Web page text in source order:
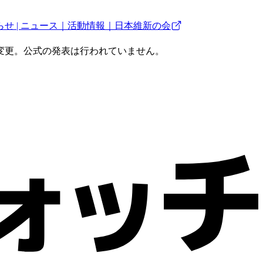
| ニュース｜活動情報｜日本維新の会
。公式の発表は行われていません。